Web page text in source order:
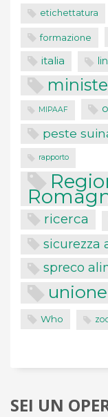
etichettatura
formazione
italia
MIPAAF
peste
rapporto
ricerca
sicurezza
spreco
Who
SEI UN